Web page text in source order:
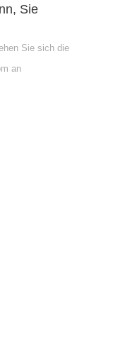
Sie
Sie sich die
an